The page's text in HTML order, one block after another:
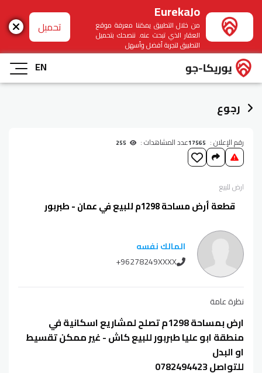
EurekaJo
من خلال التطبيق يمكننا معرفة موقع
العقار الذي تبحث عنه. ننصحك بتحميل
التطبيق لتجربة أفضل وأسهل
تحميل
EN
رجوع
رقم الإعلان : 17565عدد المشاهدات :
ارضللبيع
قطعة أرض مساحة 1298م للبيع في عمان - طبربور
المالك نفسه
+96278249XXXX
نظرة عامة
ارض بمساحة 1298م تصلح لمشاريع اسكانية في
منطقة ابو عليا طبربور للبيع كاش - غير ممكن تقسيط
او البدل
للتواصل 0782494423